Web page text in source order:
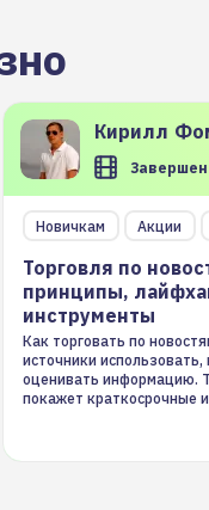
Кирилл
Завершен
Новичкам Акции
Торговля по
принципы,
инструменты
Как торговать по
источники использовать,
оценивать информацию.
покажет краткосрочные